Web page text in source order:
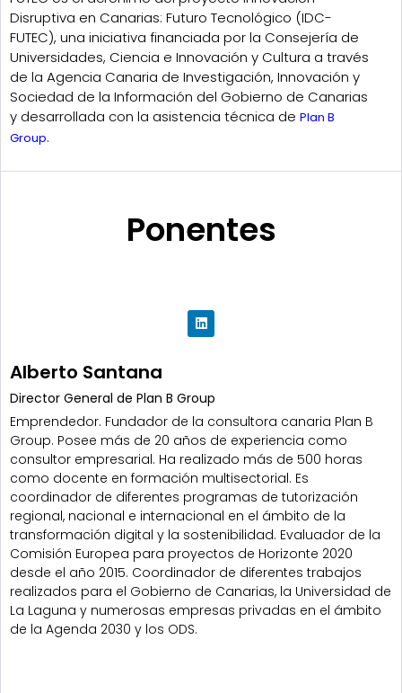
Disruptiva en Canarias: Futuro Tecnológico (IDC-
FUTEC), una iniciativa financiada por la Consejería de
Universidades, Ciencia e Innovación y Cultura a través
de la Agencia Canaria de Investigación, Innovación y
Sociedad de la Información del Gobierno de Canarias
y desarrollada con la asistencia técnica de Plan B
Group.
Ponentes
Alberto Santana
Director General de Plan B Group
Emprendedor. Fundador de la consultora canaria Plan B
Group. Posee más de 20 años de experiencia como
consultor empresarial. Ha realizado más de 500 horas
como docente en formación multisectorial. Es
coordinador de diferentes programas de tutorización
regional, nacional e internacional en el ámbito de la
transformación digital y la sostenibilidad. Evaluador de la
Comisión Europea para proyectos de Horizonte 2020
desde el año 2015. Coordinador de diferentes trabajos
realizados para el Gobierno de Canarias, la Universidad de
La Laguna y numerosas empresas privadas en el ámbito
de la Agenda 2030 y los ODS.